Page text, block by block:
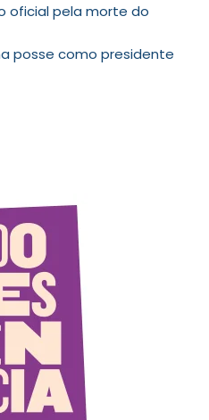
oficial pela morte do
posse como presidente